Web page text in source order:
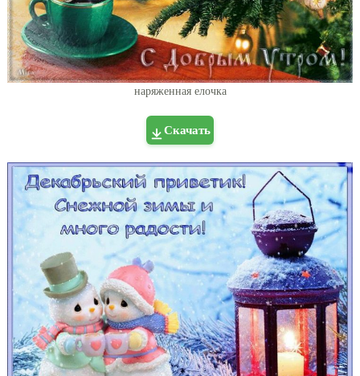
наряженная елочка
Скачать